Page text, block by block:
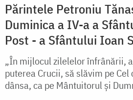
Părintele Petroniu
Duminica a IV-a a
Post - a Sfântului Ioan
„În mijlocul zilelelor înfrânării,
puterea Crucii, să slăvim pe Cel
dânsa, ca pe Mântuitorul și